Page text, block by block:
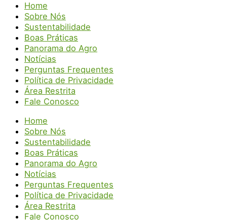
Home
Sobre Nós
Sustentabilidade
Boas Práticas
Panorama do Agro
Notícias
Perguntas Frequentes
Política de Privacidade
Área Restrita
Fale Conosco
Home
Sobre Nós
Sustentabilidade
Boas Práticas
Panorama do Agro
Notícias
Perguntas Frequentes
Política de Privacidade
Área Restrita
Fale Conosco